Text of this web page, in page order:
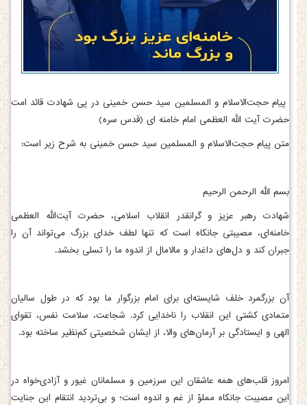
پیام حجت‌الاسلام و المسلمین سید حسن خمینی در پی شهادت قائد امت
حضرت آیت الله العظمی امام خامنه ای (قدس سره)
متن پیام حجت‌الاسلام و المسلمین سید حسن خمینی به شرح زیر است:
بسم الله الرحمن الرحیم
شهادت رهبر عزیز و گرانقدر انقلاب اسلامی، حضرت آیت‌الله العظمی
خامنه‌ای، مصیبتی جانکاه است که تنها لطف خدای بزرگ می‌تواند آن را
جبران کند و دل‌های داغدار و مالامال از اندوه ما را تسلی بخشد.
آن بزرگمرد خلف شایسته‌ای برای امام بزرگوار ما بود که در طول سالیان
متمادی کشتی این انقلاب را ناخدایی کرد. شجاعت، سلامت نفس، تقوای
الهی و ایستادگی بر آرمان‌های والا، از ایشان شخصیتی کم‌نظیر ساخته بود.
امروز قلب‌های همه عاشقان این سرزمین و مسلمانان غیور و آزادی‌خواه در
این مصیبت جانکاه مملوّ از غم و اندوه است؛ و بی‌تردید انتقام این جنایت